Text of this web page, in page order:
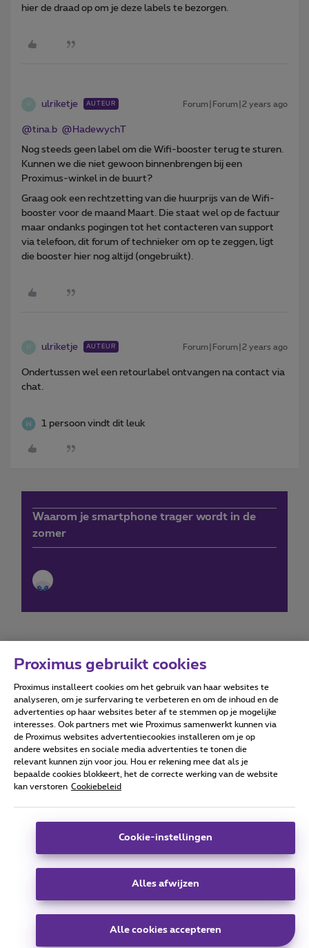
hier de draad op om je deze labels te bezorgen.
ulriketje AUTEUR Forum|Forum|2 years ago
@tina.b @HadewychT
Nog steeds geen label om die Wifi-booster terug te sturen.
Kunnen we die niet gewoon binnenbrengen bij een
Proximus-winkel in de buurt?
Graag ook een rechtzetting van die huurprijs van de Wifi-
booster voor de maand Maart. Die staat wel op de factuur
maar ondanks pogingen tot het contacteren van support
via telefoon, dit forum of technieker om op te zeggen, ligt
die booster hier nog altijd (ongebruikt).
ulriketje AUTEUR Forum|Forum|2 years ago
Ondertussen wel een retourlabel ontvangen na contact via
chat.
1 persoon vindt dit leuk
Waarom je smartphone trager wordt in de
zomer
Forumvoorwaarden Accessibility statement
Alle rechten voorbehouden. © Proximus
Algemene voorwaarden, consumenteninfo
Deze website is gecreëerd en wordt beheerd conform het
Koning Albert II-laan 27 - B-1030 Brussel.
Carrier & Wholesale Solutions
Telindus
Proximus gebruikt cookies
Proximus installeert cookies om het gebruik van haar websites te
analyseren, om je surfervaring te verbeteren en om de inhoud en de
advertenties op haar websites beter af te stemmen op je mogelijke
interesses. Ook partners met wie Proximus samenwerkt kunnen via
de Proximus websites advertentiecookies installeren om je op
andere websites en sociale media advertenties te tonen die
relevant kunnen zijn voor jou. Hou er rekening mee dat als je
bepaalde cookies blokkeert, het de correcte werking van de website
kan verstoren Cookiebeleid
Cookie-instellingen
Alles afwijzen
Alle cookies accepteren